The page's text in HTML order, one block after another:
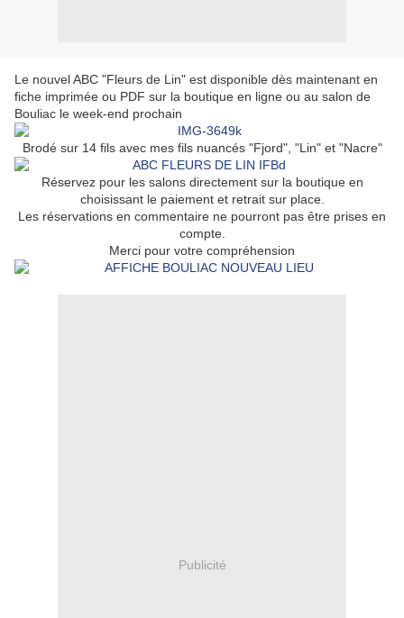
Le nouvel ABC "Fleurs de Lin" est disponible dès maintenant en
fiche imprimée ou PDF sur la boutique en ligne ou au salon de
Bouliac le week-end prochain
Brodé sur 14 fils avec mes fils nuancés "Fjord", "Lin" et "Nacre"
Réservez pour les salons directement sur la boutique en
choisissant le paiement et retrait sur place.
Les réservations en commentaire ne pourront pas être prises en
compte.
Merci pour votre compréhension
Publicité